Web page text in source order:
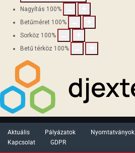
Nagyítás 100%
Betűméret 100%
Sorköz 100%
Betű térköz 100%
Aktuális Pályázatok Nyomtatványok
Kapcsolat
GDPR